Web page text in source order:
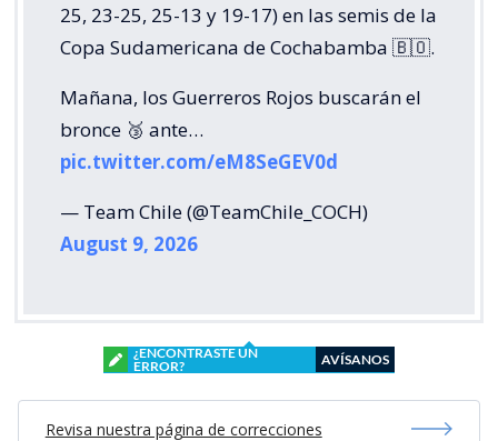
25, 23-25, 25-13 y 19-17) en las semis de la
Copa Sudamericana de Cochabamba 🇧🇴.
Mañana, los Guerreros Rojos buscarán el
bronce 🥉 ante…
pic.twitter.com/eM8SeGEV0d
— Team Chile (@TeamChile_COCH)
August 9, 2026
¿ENCONTRASTE UN
ERROR?
AVÍSANOS
Revisa nuestra página de correcciones